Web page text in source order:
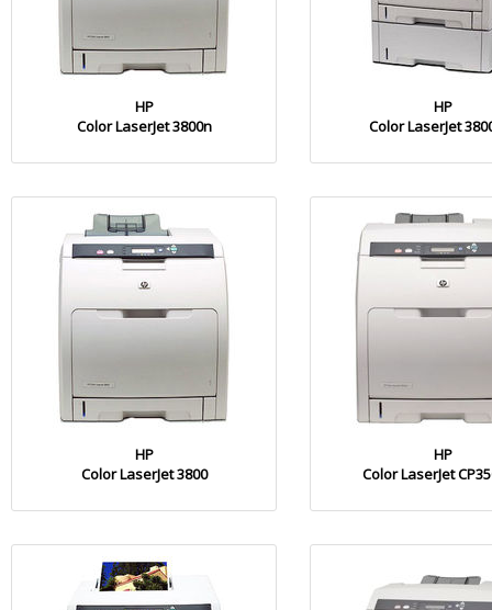
HP
Color LaserJet 3800n
HP
Color LaserJet
HP
Color LaserJet 3800
HP
Color LaserJet